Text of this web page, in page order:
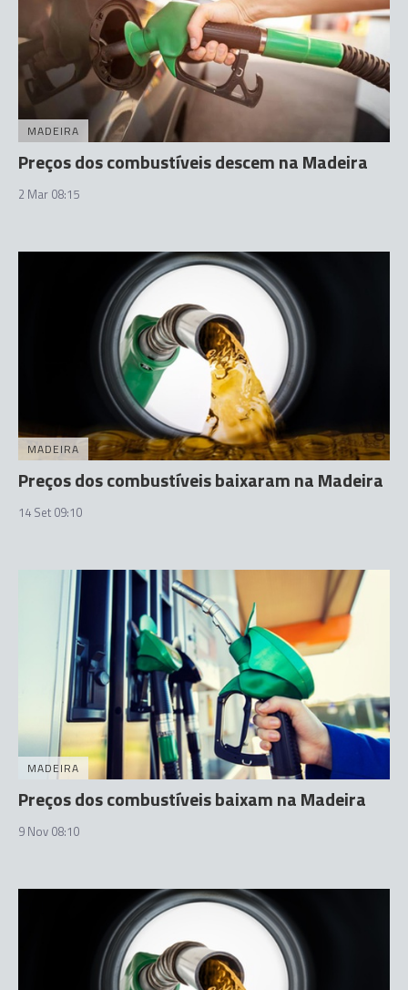
MADEIRA
Preços dos combustíveis descem na Madeira
2 Mar 08:15
MADEIRA
Preços dos combustíveis baixaram na Madeira
14 Set 09:10
MADEIRA
Preços dos combustíveis baixam na Madeira
9 Nov 08:10